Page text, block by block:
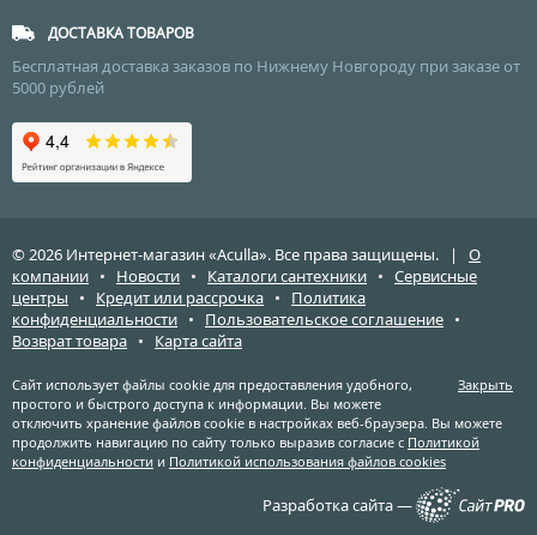
ДОСТАВКА ТОВАРОВ
Бесплатная доставка заказов по Нижнему Новгороду при заказе от
5000 рублей
© 2026 Интернет-магазин «Aculla». Все права защищены. | О
компании • Новости • Каталоги сантехники • Сервисные
центры • Кредит или рассрочка • Политика
конфиденциальности • Пользовательское соглашение •
Возврат товара • Карта сайта
Закрыть
Сайт использует файлы cookie для предоставления удобного,
простого и быстрого доступа к информации. Вы можете
отключить хранение файлов cookie в настройках веб-браузера. Вы можете
продолжить навигацию по сайту только выразив согласие с Политикой
конфиденциальности и Политикой использования файлов cookies
Разработка сайта —